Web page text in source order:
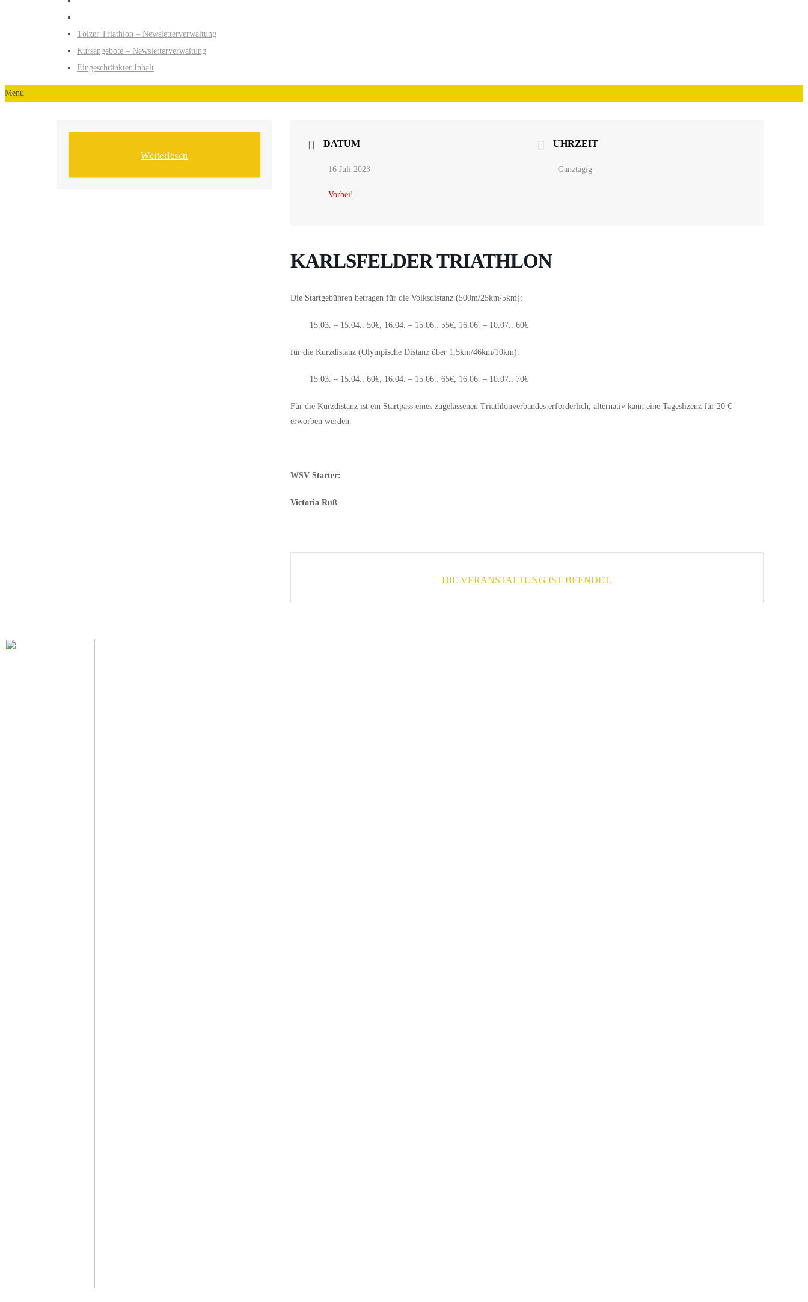
Tölzer Triathlon – Newsletterverwaltung
Kursangebote – Newsletterverwaltung
Eingeschränkter Inhalt
Menu
Weiterlesen
DATUM
16 Juli 2023
Vorbei!
UHRZEIT
Ganztägig
KARLSFELDER TRIATHLON
Die Startgebühren betragen für die Volksdistanz (500m/25km/5km):
15.03. – 15.04.: 50€; 16.04. – 15.06.: 55€; 16.06. – 10.07.: 60€
für die Kurzdistanz (Olympische Distanz über 1,5km/46km/10km):
15.03. – 15.04.: 60€; 16.04. – 15.06.: 65€; 16.06. – 10.07.: 70€
Für die Kurzdistanz ist ein Startpass eines zugelassenen Triathlonverbandes erforderlich, alternativ kann eine Tageslizenz für 20 €
erworben werden.
WSV Starter:
Victoria Ruß
DIE VERANSTALTUNG IST BEENDET.